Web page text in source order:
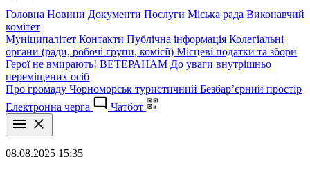
Головна Новини Документи Послуги Міська рада Виконавчий
комітет
Муніципалітет Контакти Публічна інформація Колегіальні
органи (ради, робочі групи, комісії) Місцеві податки та збори
Герої не вмирають! ВЕТЕРАНАМ До уваги внутрішньо
переміщених осіб
Про громаду Чорноморськ туристичний Безбар’єрний простір
Електронна черга
Чатбот
08.08.2025 15:35